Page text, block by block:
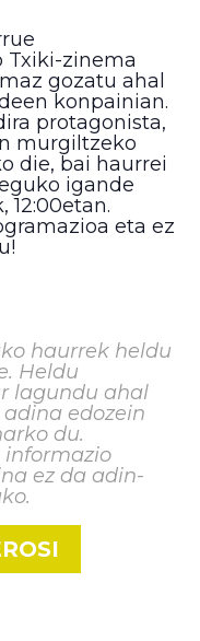
zinema
gozatu ahal
konpainian.
protagonista,
murgiltzeko
die, bai haurrei
igande
12:00etan.
eta ez
haurrek heldu
Heldu
lagundu ahal
edozein
du.
ez da adin-